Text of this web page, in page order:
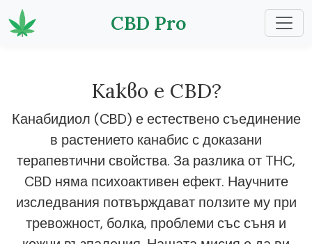
CBD Pro
Какво е CBD?
Канабидиол (CBD) е естествено съединение
в растението канабис с доказани
терапевтични свойства. За разлика от THC,
CBD няма психоактивен ефект. Научните
изследвания потвърждават ползите му при
тревожност, болка, проблеми със съня и